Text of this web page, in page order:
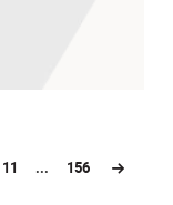
11 ... 156